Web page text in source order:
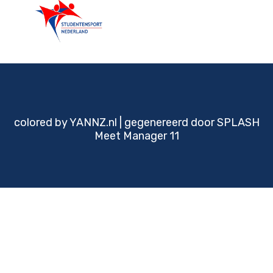
gegenereerd door SPLASH
Meet Manager 11